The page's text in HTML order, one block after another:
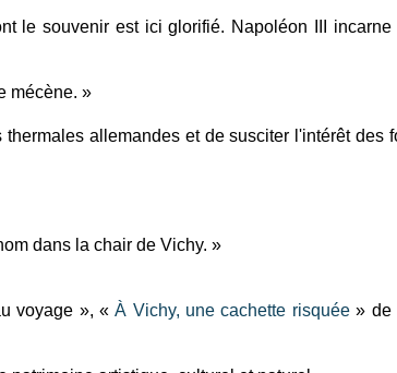
le souvenir est ici glorifié. Napoléon III incarne
mécène. »
allemandes et de susciter l'intérêt des
dans la chair de Vichy. »
voyage », «À Vichy, une cachette risquée» de